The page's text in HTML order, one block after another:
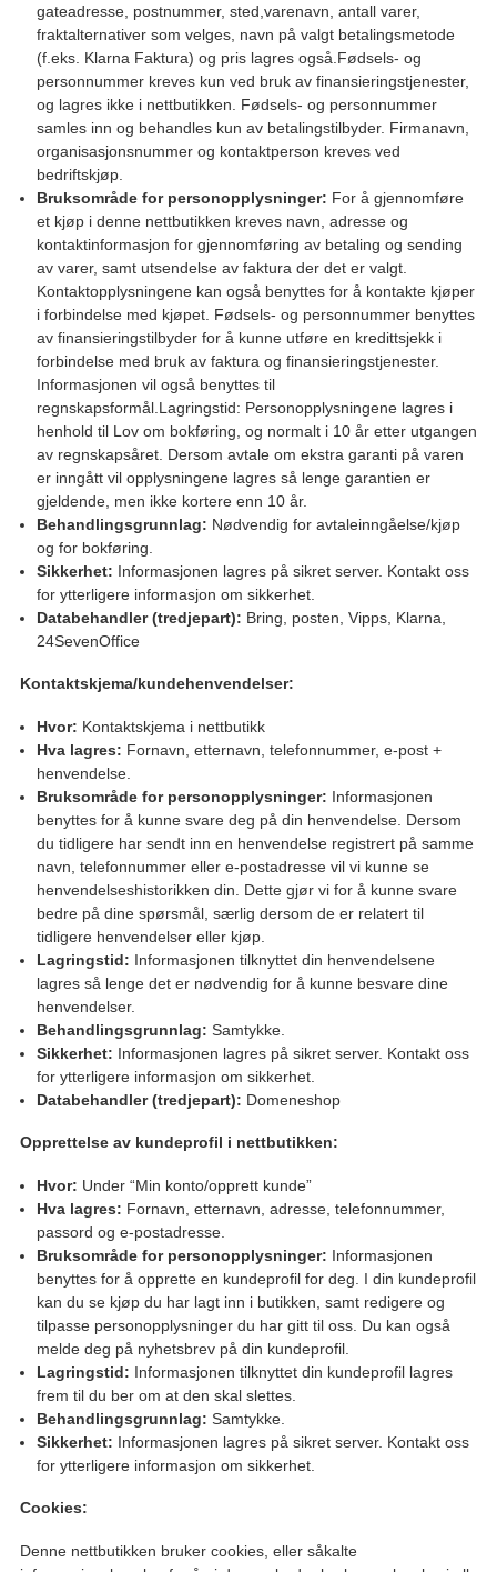
gateadresse, postnummer, sted,varenavn, antall varer,
fraktalternativer som velges, navn på valgt betalingsmetode
(f.eks. Klarna Faktura) og pris lagres også.Fødsels- og
personnummer kreves kun ved bruk av finansieringstjenester,
og lagres ikke i nettbutikken. Fødsels- og personnummer
samles inn og behandles kun av betalingstilbyder. Firmanavn,
organisasjonsnummer og kontaktperson kreves ved
bedriftskjøp.
Bruksområde for personopplysninger: For å gjennomføre
et kjøp i denne nettbutikken kreves navn, adresse og
kontaktinformasjon for gjennomføring av betaling og sending
av varer, samt utsendelse av faktura der det er valgt.
Kontaktopplysningene kan også benyttes for å kontakte kjøper
i forbindelse med kjøpet. Fødsels- og personnummer benyttes
av finansieringstilbyder for å kunne utføre en kredittsjekk i
forbindelse med bruk av faktura og finansieringstjenester.
Informasjonen vil også benyttes til
regnskapsformål.Lagringstid: Personopplysningene lagres i
henhold til Lov om bokføring, og normalt i 10 år etter utgangen
av regnskapsåret. Dersom avtale om ekstra garanti på varen
er inngått vil opplysningene lagres så lenge garantien er
gjeldende, men ikke kortere enn 10 år.
Behandlingsgrunnlag: Nødvendig for avtaleinngåelse/kjøp
og for bokføring.
Sikkerhet: Informasjonen lagres på sikret server. Kontakt oss
for ytterligere informasjon om sikkerhet.
Databehandler (tredjepart): Bring, posten, Vipps, Klarna,
24SevenOffice
Kontaktskjema/kundehenvendelser:
Hvor: Kontaktskjema i nettbutikk
Hva lagres: Fornavn, etternavn, telefonnummer, e-post +
henvendelse.
Bruksområde for personopplysninger: Informasjonen
benyttes for å kunne svare deg på din henvendelse. Dersom
du tidligere har sendt inn en henvendelse registrert på samme
navn, telefonnummer eller e-postadresse vil vi kunne se
henvendelseshistorikken din. Dette gjør vi for å kunne svare
bedre på dine spørsmål, særlig dersom de er relatert til
tidligere henvendelser eller kjøp.
Lagringstid: Informasjonen tilknyttet din henvendelsene
lagres så lenge det er nødvendig for å kunne besvare dine
henvendelser.
Behandlingsgrunnlag: Samtykke.
Sikkerhet: Informasjonen lagres på sikret server. Kontakt oss
for ytterligere informasjon om sikkerhet.
Databehandler (tredjepart): Domeneshop
Opprettelse av kundeprofil i nettbutikken:
Hvor: Under “Min konto/opprett kunde”
Hva lagres: Fornavn, etternavn, adresse, telefonnummer,
passord og e-postadresse.
Bruksområde for personopplysninger: Informasjonen
benyttes for å opprette en kundeprofil for deg. I din kundeprofil
kan du se kjøp du har lagt inn i butikken, samt redigere og
tilpasse personopplysninger du har gitt til oss. Du kan også
melde deg på nyhetsbrev på din kundeprofil.
Lagringstid: Informasjonen tilknyttet din kundeprofil lagres
frem til du ber om at den skal slettes.
Behandlingsgrunnlag: Samtykke.
Sikkerhet: Informasjonen lagres på sikret server. Kontakt oss
for ytterligere informasjon om sikkerhet.
Cookies:
Denne nettbutikken bruker cookies, eller såkalte